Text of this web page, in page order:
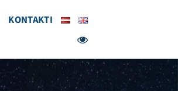
KONTAKTI